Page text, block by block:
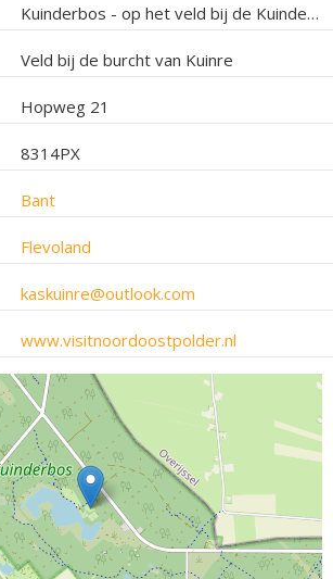
Kuinderbos - op het veld bij de Kuinderburcht
Veld bij de burcht van Kuinre
Hopweg 21
8314PX
Bant
Flevoland
kaskuinre@outlook.com
www.visitnoordoostpolder.nl